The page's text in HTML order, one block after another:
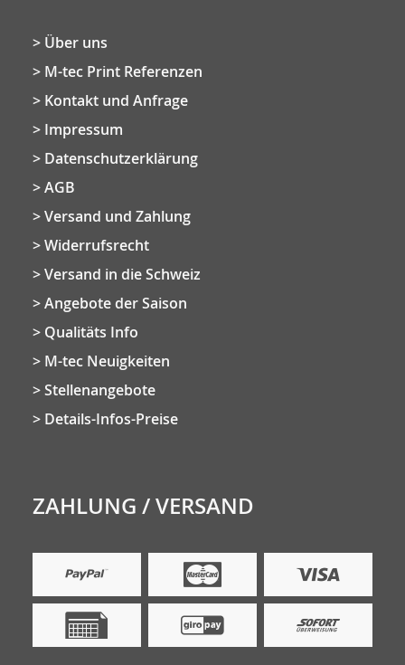
Über uns
M-tec Print Referenzen
Kontakt und Anfrage
Impressum
Datenschutzerklärung
AGB
Versand und Zahlung
Widerrufsrecht
Versand in die Schweiz
Angebote der Saison
Qualitäts Info
M-tec Neuigkeiten
Stellenangebote
Details-Infos-Preise
ZAHLUNG / VERSAND